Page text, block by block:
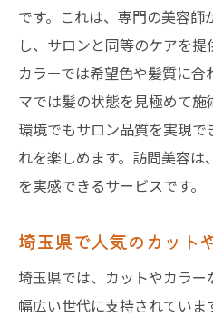
です。これは、専門の美容
し、サロンと同等のケアを提
カラーでは希望色や髪質に
マでは髪の状態を見極めて
環境でもサロン品質を実現
れを楽しめます。訪問美容
を実感できるサービスです。
埼玉県で人気のカット
埼玉県では、カットやカラ
幅広い世代に支持されてい